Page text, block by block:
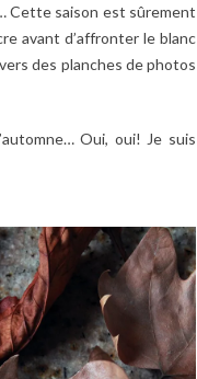
Cette saison est sûrement
avant d’affronter le blanc
des planches de photos
Oui, oui! Je suis